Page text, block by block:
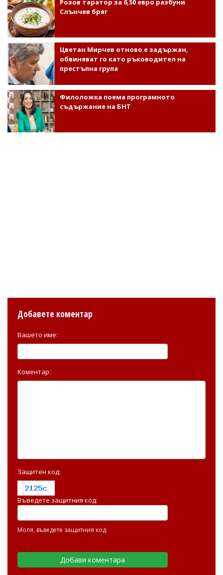
Слънчев бряг
Цветан Мирчев отново е задържан,
обвиняват го като ръководител на
престъпна група
Филоложка поема програмното
съдържание на БНТ
Добавете коментар
Вашето име:
Коментар:
Защитен код:
Въведете защитния код:
Моля, въведете защитния код